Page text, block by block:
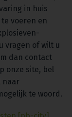
in huis
voeren en
vragen of wilt u
dan contact
onze site, bel
naar
te woord.